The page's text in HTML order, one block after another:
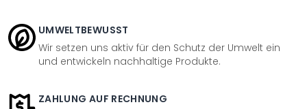
UMWELTBEWUSST
Wir setzen uns aktiv für den Schutz der Umwelt ein
und entwickeln nachhaltige Produkte.
ZAHLUNG AUF RECHNUNG